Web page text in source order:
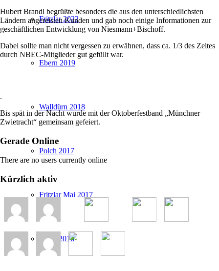
Fritzlar 2022
Ebern 2019
Walldürn 2018
Polch 2017
Fritzlar Mai 2017
Polch 2016
Hubert Brandl begrüßte besonders die aus den unterschiedlichsten
Ländern angereisten Kunden und gab noch einige Informationen zur
geschäftlichen Entwicklung von Niesmann+Bischoff.
Dabei sollte man nicht vergessen zu erwähnen, dass ca. 1/3 des Zeltes
durch NBEC-Mitglieder gut gefüllt war.
.
Bis spät in der Nacht wurde mit der Oktoberfestband „Münchner
Zwietracht“ gemeinsam gefeiert.
Gerade Online
There are no users currently online
Kürzlich aktiv